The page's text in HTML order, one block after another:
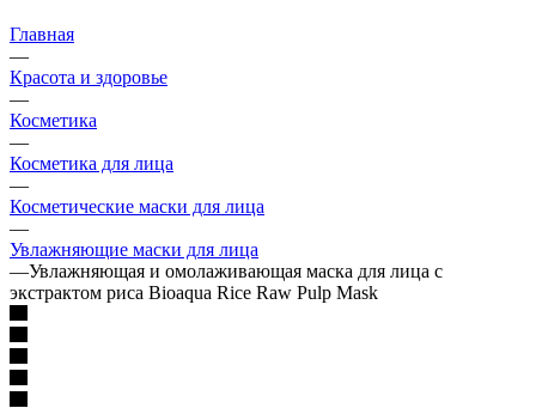
Главная
—
Красота и здоровье
—
Косметика
—
Косметика для лица
—
Косметические маски для лица
—
Увлажняющие маски для лица
—Увлажняющая и омолаживающая маска для лица с
экстрактом риса Bioaqua Rice Raw Pulp Mask